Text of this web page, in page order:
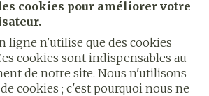
cookies pour améliorer votre
ligne n'utilise que des cookies
cookies sont indispensables au
de notre site. Nous n'utilisons
cookies ; c'est pourquoi nous ne
vous vous abonnez à notre
notrepolitique de confidentialité